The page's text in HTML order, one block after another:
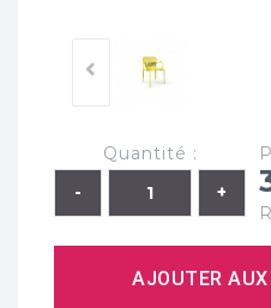
Quantité :
AJOUTER AUX